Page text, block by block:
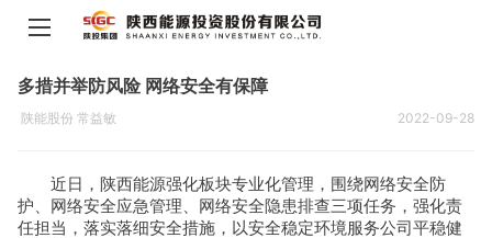
多措并举防风险 网络安全有保障
陕能股份 常益敏 2022-09-28
近日，陕西能源强化板块专业化管理，围绕网络安全防
护、网络安全应急管理、网络安全隐患排查三项任务，强化责
任担当，落实落细安全措施，以安全稳定环境服务公司平稳健